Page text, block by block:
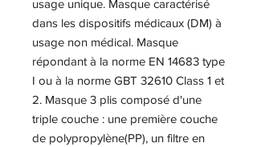
usage unique. Masque caractérisé
dans les dispositifs médicaux (DM) à
usage non médical. Masque
répondant à la norme EN 14683 type
I ou à la norme GBT 32610 Class 1 et
2. Masque 3 plis composé d'une
triple couche : une première couche
de polypropylène(PP), un filtre en